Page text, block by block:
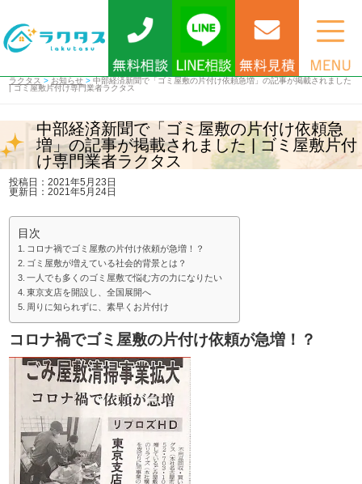
ラクタス > お知らせ >中部経済新聞で「ゴミ屋敷の片付け依頼急増」の記事が掲載されました
| ゴミ屋敷片付け専門業者ラクタス
中部経済新聞で「ゴミ屋敷の片付け依頼急
増」の記事が掲載されました | ゴミ屋敷片付
け専門業者ラクタス
投稿日：2021年5月23日
更新日：2021年5月24日
目次
コロナ禍でゴミ屋敷の片付け依頼が急増！？
ゴミ屋敷が増えている社会的背景とは？
一人でも多くのゴミ屋敷で悩む方の力になりたい
東京支店を開設し、全国展開へ
周りに知られずに、素早くお片付け
コロナ禍でゴミ屋敷の片付け依頼が急増！？